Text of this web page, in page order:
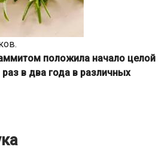
положила начало целой
в два года в различных